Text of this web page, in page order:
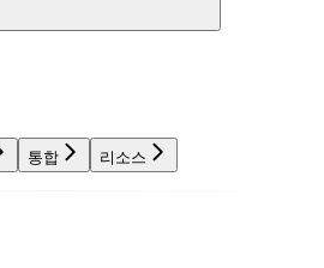
통합 리소스